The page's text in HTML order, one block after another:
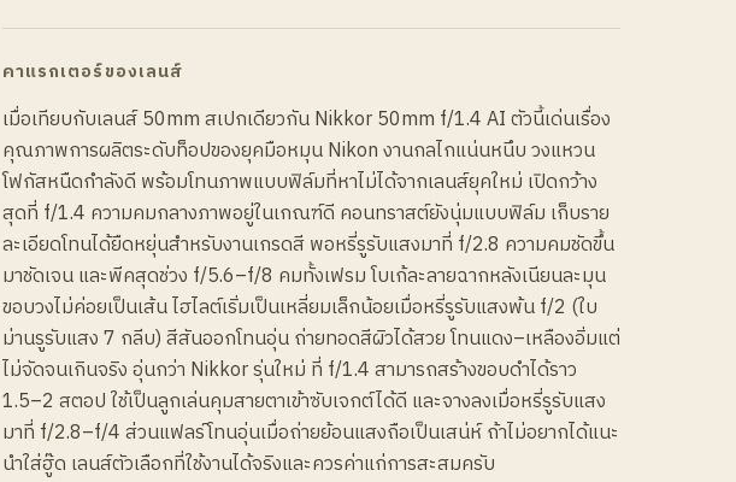
คาแรกเตอร์ของเลนส์
เมื่อเทียบกับเลนส์ 50mm สเปกเดียวกัน Nikkor 50mm f/1.4 AI ตัวนี้เด่นเรื่อง
คุณภาพการผลิตระดับท็อปของยุคมือหมุน Nikon งานกลไกแน่นหนึบ วงแหวน
โฟกัสหนืดกำลังดี พร้อมโทนภาพแบบฟิล์มที่หาไม่ได้จากเลนส์ยุคใหม่ เปิดกว้าง
สุดที่ f/1.4 ความคมกลางภาพอยู่ในเกณฑ์ดี คอนทราสต์ยังนุ่มแบบฟิล์ม เก็บราย
ละเอียดโทนได้ยืดหยุ่นสำหรับงานเกรดสี พอหรี่รูรับแสงมาที่ f/2.8 ความคมชัดขึ้น
มาชัดเจน และพีคสุดช่วง f/5.6–f/8 คมทั้งเฟรม โบเก้ละลายฉากหลังเนียนละมุน
ขอบวงไม่ค่อยเป็นเส้น ไฮไลต์เริ่มเป็นเหลี่ยมเล็กน้อยเมื่อหรี่รูรับแสงพ้น f/2 (ใบ
ม่านรูรับแสง 7 กลีบ) สีสันออกโทนอุ่น ถ่ายทอดสีผิวได้สวย โทนแดง–เหลืองอิ่มแต่
ไม่จัดจนเกินจริง อุ่นกว่า Nikkor รุ่นใหม่ ที่ f/1.4 สามารถสร้างขอบดำได้ราว
1.5–2 สตอป ใช้เป็นลูกเล่นคุมสายตาเข้าซับเจกต์ได้ดี และจางลงเมื่อหรี่รูรับแสง
มาที่ f/2.8–f/4 ส่วนแฟลร์โทนอุ่นเมื่อถ่ายย้อนแสงถือเป็นเสน่ห์ ถ้าไม่อยากได้แนะ
นำใส่ฮู๊ด เลนส์ตัวเลือกที่ใช้งานได้จริงและควรค่าแก่การสะสมครับ